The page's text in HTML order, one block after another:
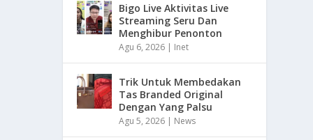
Bigo Live Aktivitas Live
Streaming Seru Dan
Menghibur Penonton
Agu 6, 2026 | Inet
Trik Untuk Membedakan
Tas Branded Original
Dengan Yang Palsu
Agu 5, 2026 | News